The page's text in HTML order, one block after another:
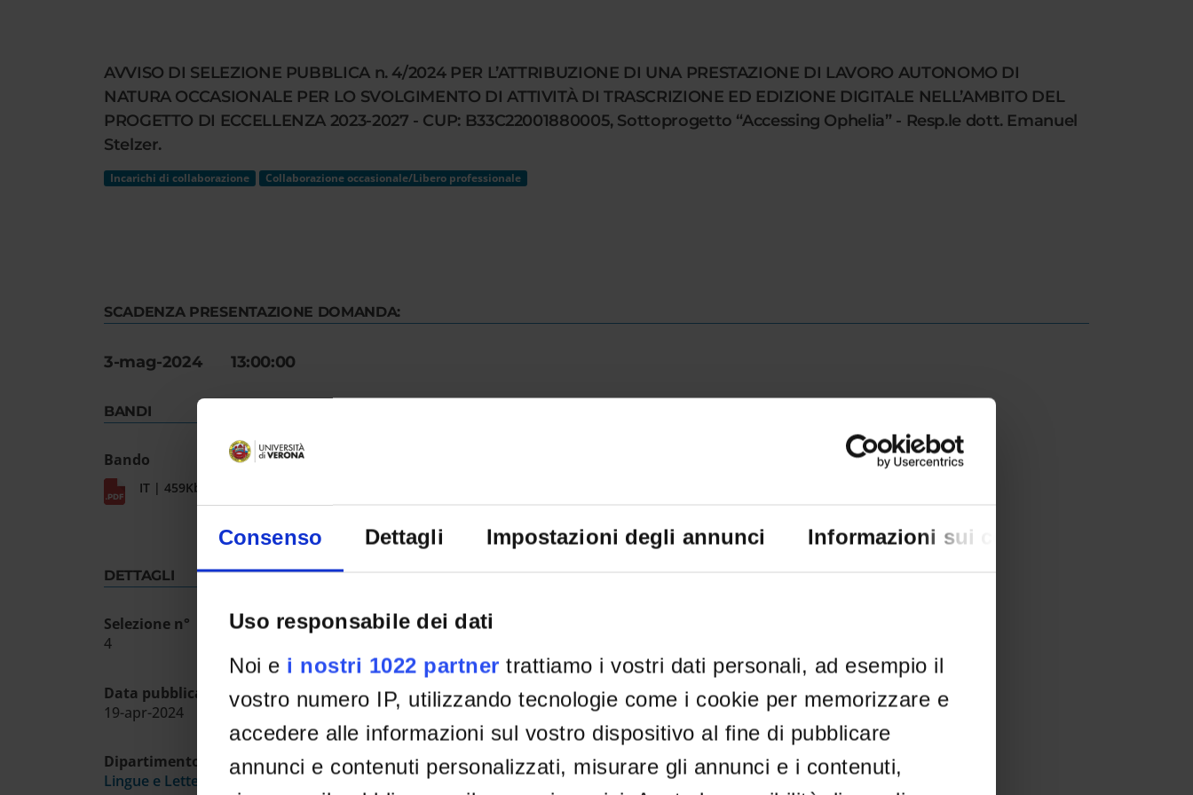
Consenso Dettagli Impostazioni degli annunci Informazioni sui cookie
Uso responsabile dei dati
Noi e i nostri 1022 partner trattiamo i vostri dati personali, ad esempio il
vostro numero IP, utilizzando tecnologie come i cookie per memorizzare e
accedere alle informazioni sul vostro dispositivo al fine di pubblicare
annunci e contenuti personalizzati, misurare gli annunci e i contenuti,
AVVISO DI SELEZIONE PUBBLICA n. 4/2024 PER L’ATTRIBUZIONE DI UNA PRESTAZIONE DI LAVORO AUTONOMO DI
NATURA OCCASIONALE PER LO SVOLGIMENTO DI ATTIVITÀ DI TRASCRIZIONE ED EDIZIONE DIGITALE NELL’AMBITO DEL
PROGETTO DI ECCELLENZA 2023-2027 - CUP: B33C22001880005, Sottoprogetto “Accessing Ophelia” - Resp.le dott. Emanuel
Stelzer.
Incarichi di collaborazione Collaborazione occasionale/Libero professionale
SCADENZA PRESENTAZIONE DOMANDA:
3-mag-2024 13:00:00
BANDI
Bando
IT | 459Kb
DETTAGLI
Selezione n°
4
Data pubblicazione sull'albo ufficiale
19-apr-2024
Dipartimento
Lingue e Letterature Straniere